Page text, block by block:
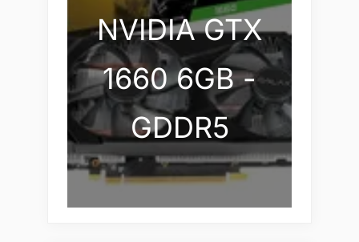
NVIDIA GTX
1660 6GB -
GDDR5